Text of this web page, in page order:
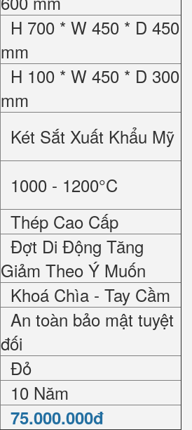
H 700 * W 450 * D 450
mm
H 100 * W 450 * D 300
mm
Két Sắt Xuất Khẩu Mỹ
1000 - 1200°C
Thép Cao Cấp
Đợt Di Động Tăng
Giảm Theo Ý Muốn
Khoá Chìa - Tay Cầm
An toàn bảo mật tuyệt
đối
Đỏ
10 Năm
75.000.000đ